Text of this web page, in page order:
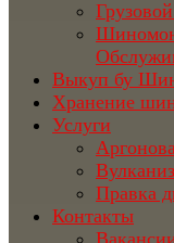
Выкуп бу
Хранение
Услуги
Правка
Контакты